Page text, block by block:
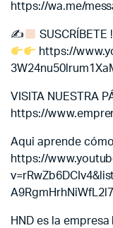
https://wa.me/
✍
SUSCRÍBETE
https://
VISITA NUESTRA
https://
Aqui aprende
https://
HND es la